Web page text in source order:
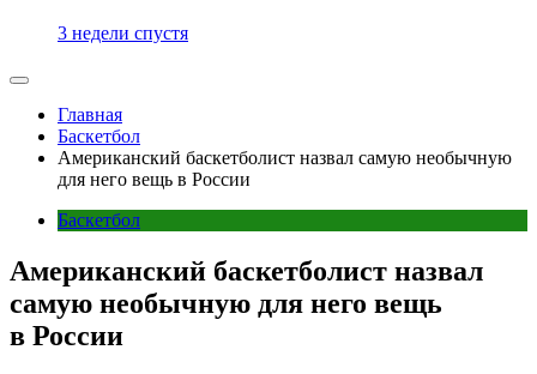
3 недели спустя
Главная
Баскетбол
Американский баскетболист назвал самую необычную
для него вещь в России
Баскетбол
Американский баскетболист назвал
самую необычную для него вещь
в России